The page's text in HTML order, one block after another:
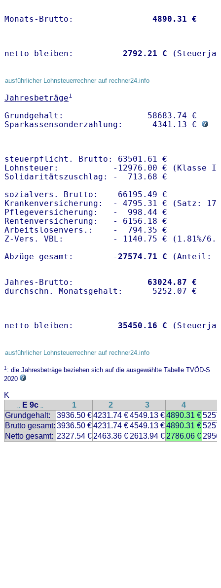
Monats-Brutto: 4890.31 €
netto bleiben: 2792.21 €
ausführlicher Lohnsteuerrechner auf rechner24.info
Jahresbeträge1
Grundgehalt:                 58683.74 €
Sparkassensonderzahlung:      4341.13 €
steuerpflicht. Brutto: 63501.61 €
Lohnsteuer:           -12976.00 € (Klasse I)
Solidaritätszuschlag: -  713.68 €
sozialvers. Brutto:    66195.49 €
Krankenversicherung:  - 4795.31 € (Satz:
Pflegeversicherung:   -  998.44 €
Rentenversicherung:   - 6156.18 €
Arbeitslosenvers.:    -  794.35 €
Z-Vers. VBL:          - 1140.75 € ( 1.81%/
Abzüge gesamt:        -27574.71 €
Jahres-Brutto: 63024.87 €
netto bleiben: 35450.16 €
ausführlicher Lohnsteuerrechner auf rechner24.info
1: die Jahresbeträge beziehen sich auf die ausgewählte Tabelle TVÖD-S
2020
K
.. E 9c .. 1 2 3 4
Grundgehalt:
3936.50 €4231.74 €4549.13 €4890.31 €
Brutto gesamt: 3936.50 €4231.74 €4549.13 €4890.31 €
Netto gesamt: 2327.54 € 2463.36 € 2613.94 € 2786.06 €